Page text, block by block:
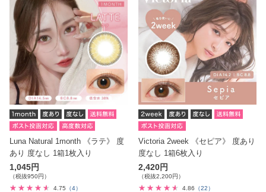
Luna Natural 1month 《ラテ》 度
あり 度なし 1箱1枚入り
1,045円
（税抜950円）
4.75 （4）
Victoria 2week 《セピア》 度あり
度なし 1箱6枚入り
2,420円
（税抜2,200円）
4.86
（22）